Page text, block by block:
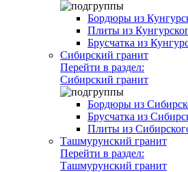
Бордюры из
Плиты из
Брусчатка из
Сибирский гранит
Перейти в раздел:
Сибирский гранит
Бордюры из
Брусчатка из
Плиты из
Ташмурунский гранит
Перейти в раздел:
Ташмурунский гранит